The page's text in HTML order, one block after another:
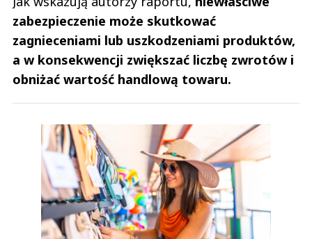
zabezpieczenie może skutkować
zagnieceniami lub uszkodzeniami produktów,
a w konsekwencji zwiększać liczbę zwrotów i
obniżać wartość handlową towaru.